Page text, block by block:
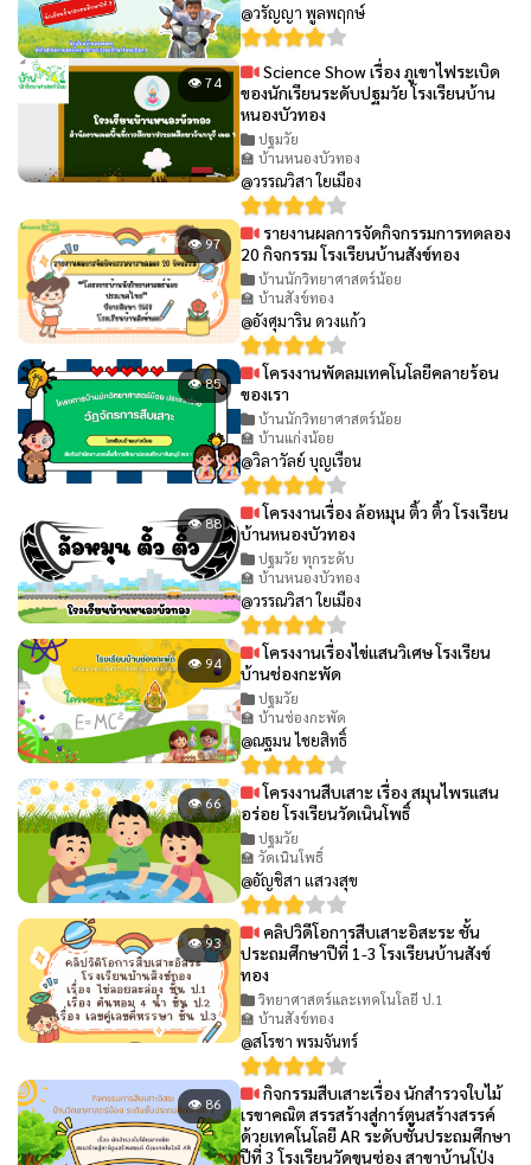
@วรัญญา พูลพฤกษ์
👁 74
Science Show เรื่อง ภูเขาไฟระเบิด
ของนักเรียนระดับปฐมวัย โรงเรียนบ้าน
หนองบัวทอง
ปฐมวัย
🏫 บ้านหนองบัวทอง
@วรรณวิสา ใยเมือง
👁 97
รายงานผลการจัดกิจกรรมการทดลอง
20 กิจกรรม โรงเรียนบ้านสังข์ทอง
บ้านนักวิทยาศาสตร์น้อย
🏫 บ้านสังข์ทอง
@อังศุมาริน ดวงแก้ว
👁 85
โครงงานพัดลมเทคโนโลยีคลายร้อน
ของเรา
บ้านนักวิทยาศาสตร์น้อย
🏫 บ้านแก่งน้อย
@วิลาวัลย์ บุญเรือน
👁 88
โครงงานเรื่อง ล้อหมุน ติ้ว ติ้ว โรงเรียน
บ้านหนองบัวทอง
ปฐมวัย ทุกระดับ
🏫 บ้านหนองบัวทอง
@วรรณวิสา ใยเมือง
👁 94
โครงงานเรื่องไข่แสนวิเศษ โรงเรียน
บ้านช่องกะพัด
ปฐมวัย
🏫 บ้านช่องกะพัด
@ณฐมน ไชยสิทธิ์
👁 66
โครงงานสืบเสาะ เรื่อง สมุนไพรแสน
อร่อย โรงเรียนวัดเนินโพธิ์
ปฐมวัย
🏫 วัดเนินโพธิ์
@อัญชิสา แสวงสุข
👁 93
คลิปวิดีโอการสืบเสาะอิสะระ ชั้น
ประถมศึกษาปีที่ 1-3 โรงเรียนบ้านสังข์
ทอง
วิทยาศาสตร์และเทคโนโลยี ป.1
🏫 บ้านสังข์ทอง
@สโรชา พรมจันทร์
👁 86
กิจกรรมสืบเสาะเรื่อง นักสำรวจใบไม้
เรขาคณิต สรรสร้างสู่การ์ตูนสร้างสรรค์
ด้วยเทคโนโลยี AR ระดับชั้นประถมศึกษา
ปีที่ 3 โรงเรียนวัดขุนซ่อง สาขาบ้านโป่ง